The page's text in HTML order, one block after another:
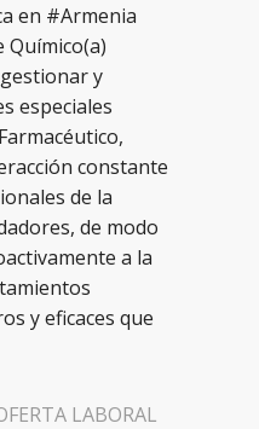
en #Armenia
Químico(a)
y
especiales
constante
de la
de modo
a la
y eficaces que
LABORAL